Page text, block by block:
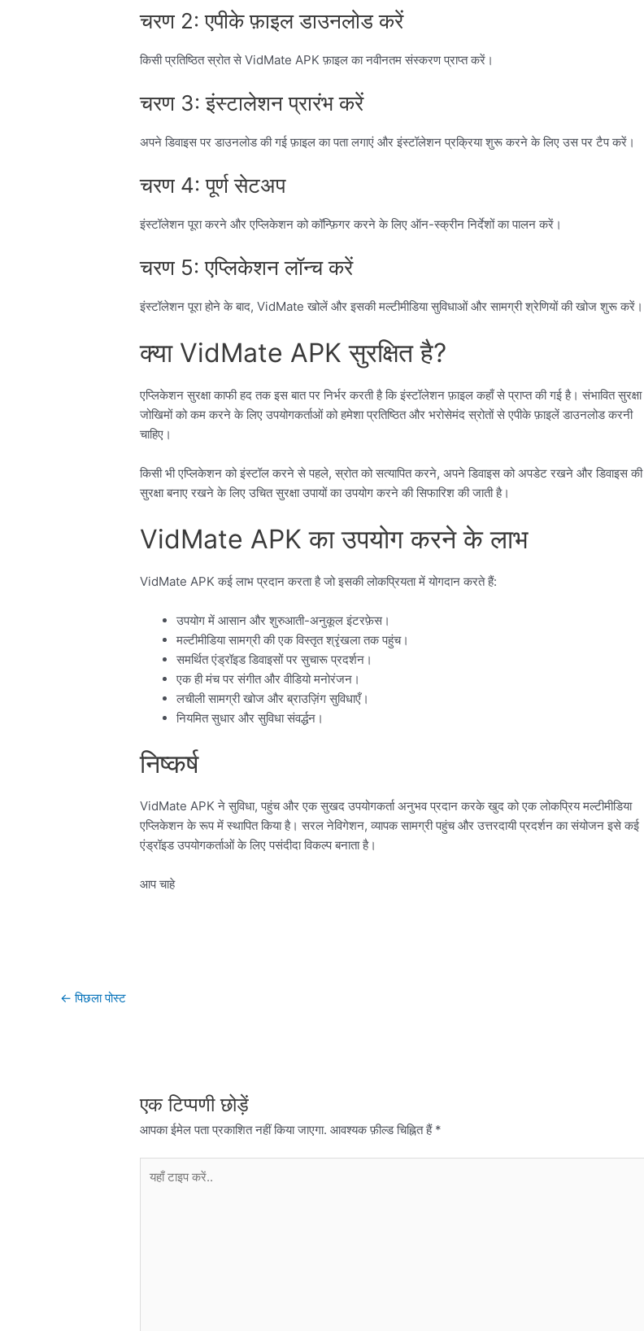
चरण 2: एपीके फ़ाइल डाउनलोड करें
किसी प्रतिष्ठित स्रोत से VidMate APK फ़ाइल का नवीनतम संस्करण प्राप्त करें।
चरण 3: इंस्टालेशन प्रारंभ करें
अपने डिवाइस पर डाउनलोड की गई फ़ाइल का पता लगाएं और इंस्टॉलेशन प्रक्रिया शुरू करने के लिए उस पर टैप करें।
चरण 4: पूर्ण सेटअप
इंस्टॉलेशन पूरा करने और एप्लिकेशन को कॉन्फ़िगर करने के लिए ऑन-स्क्रीन निर्देशों का पालन करें।
चरण 5: एप्लिकेशन लॉन्च करें
इंस्टॉलेशन पूरा होने के बाद, VidMate खोलें और इसकी मल्टीमीडिया सुविधाओं और सामग्री श्रेणियों की खोज शुरू करें।
क्या VidMate APK सुरक्षित है?
एप्लिकेशन सुरक्षा काफी हद तक इस बात पर निर्भर करती है कि इंस्टॉलेशन फ़ाइल कहाँ से प्राप्त की गई है। संभावित सुरक्षा
जोखिमों को कम करने के लिए उपयोगकर्ताओं को हमेशा प्रतिष्ठित और भरोसेमंद स्रोतों से एपीके फ़ाइलें डाउनलोड करनी
चाहिए।
किसी भी एप्लिकेशन को इंस्टॉल करने से पहले, स्रोत को सत्यापित करने, अपने डिवाइस को अपडेट रखने और डिवाइस की
सुरक्षा बनाए रखने के लिए उचित सुरक्षा उपायों का उपयोग करने की सिफारिश की जाती है।
VidMate APK का उपयोग करने के लाभ
VidMate APK कई लाभ प्रदान करता है जो इसकी लोकप्रियता में योगदान करते हैं:
उपयोग में आसान और शुरुआती-अनुकूल इंटरफ़ेस।
मल्टीमीडिया सामग्री की एक विस्तृत श्रृंखला तक पहुंच।
समर्थित एंड्रॉइड डिवाइसों पर सुचारू प्रदर्शन।
एक ही मंच पर संगीत और वीडियो मनोरंजन।
लचीली सामग्री खोज और ब्राउज़िंग सुविधाएँ।
नियमित सुधार और सुविधा संवर्द्धन।
निष्कर्ष
VidMate APK ने सुविधा, पहुंच और एक सुखद उपयोगकर्ता अनुभव प्रदान करके खुद को एक लोकप्रिय मल्टीमीडिया
एप्लिकेशन के रूप में स्थापित किया है। सरल नेविगेशन, व्यापक सामग्री पहुंच और उत्तरदायी प्रदर्शन का संयोजन इसे कई
एंड्रॉइड उपयोगकर्ताओं के लिए पसंदीदा विकल्प बनाता है।
आप चाहे
← पिछला पोस्ट
एक टिप्पणी छोड़ें
आपका ईमेल पता प्रकाशित नहीं किया जाएगा. आवश्यक फ़ील्ड चिह्नित हैं *
टाइप